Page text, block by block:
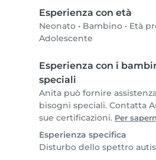
Esperienza con età
Neonato • Bambino • Età
Adolescente
Esperienza con i
speciali
Anita può fornire
bisogni speciali. Contatta
sue certificazioni. Per
Esperienza specifica
Disturbo dello spettro